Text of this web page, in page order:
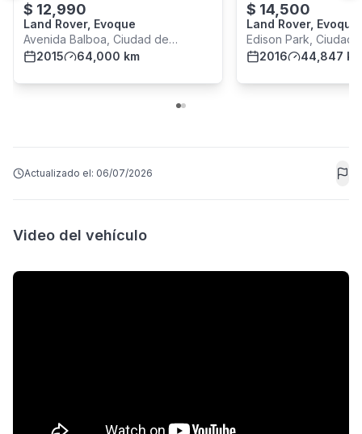
$ 12,990
Land Rover, Evoque
Avenida Balboa, Ciudad de
Panamá
2015 64,000 km
$ 14,500
Land Rover, Evoque
Edison Park, Ciudad
2016
44,847 km
Actualizado el: 06/07/2026
Video del vehículo